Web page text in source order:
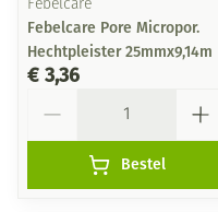
Febelcare
Febelcare Pore Micropor.
Hechtpleister 25mmx9,14m
€ 3,36
Bestel